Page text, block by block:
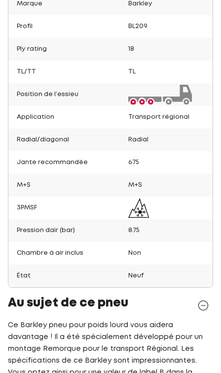
Marque Barkley
Profil BL209
Ply rating 18
TL/TT
Position de l’essieu
Application Transport régional
Radial/diagonal Radial
Jante recommandée 6.75
M+S M+S
3PMSF
Pression dair (bar) 8.75
Chambre à air inclus Non
État Neuf
Au sujet de ce pneu
Ce Barkley pneu pour poids lourd vous aidera
davantage ! Il a été spécialement développé pour un
montage Remorque pour le transport Régional. Les
spécifications de ce Barkley sont impressionnantes.